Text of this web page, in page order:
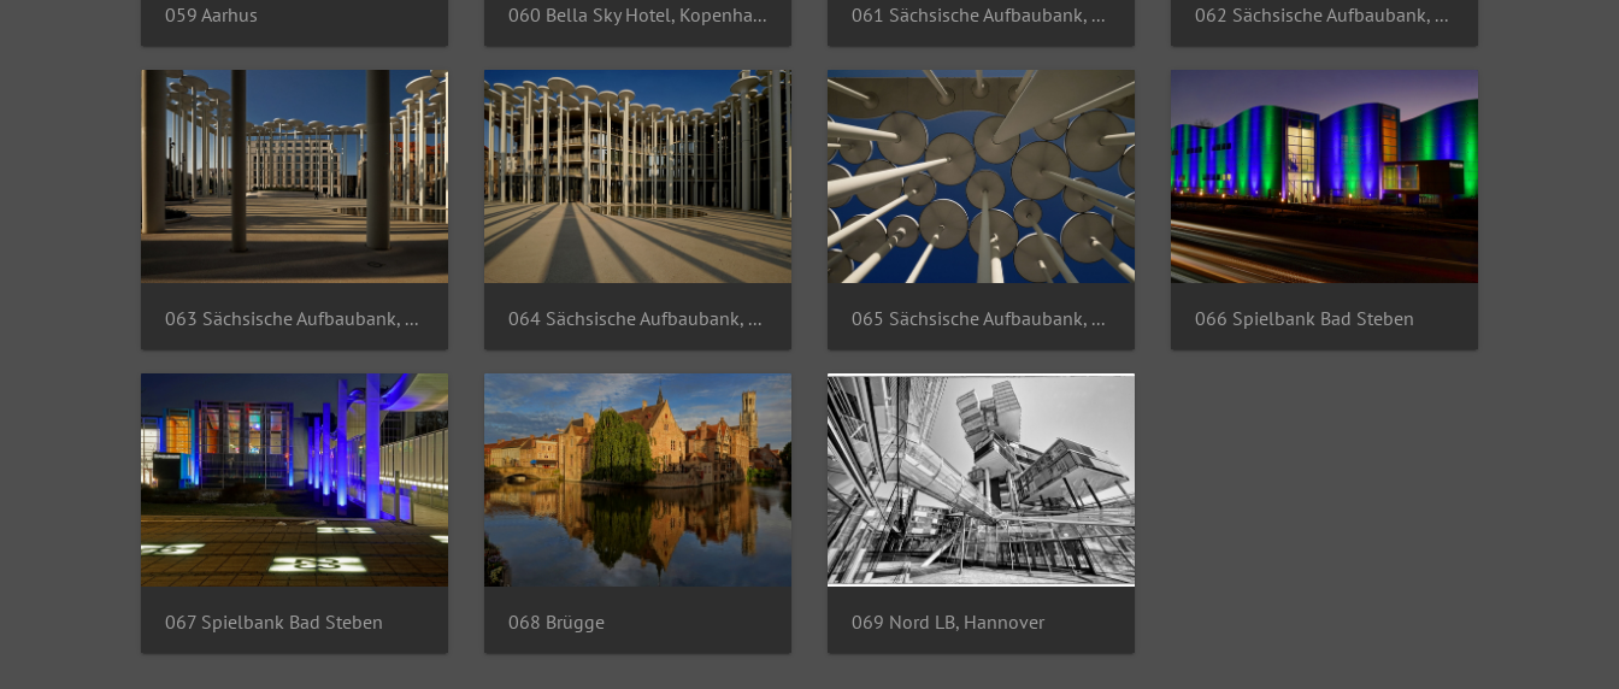
059 Aarhus 060 Bella Sky Hotel, Kopenhagen 061 Sächsische Aufbaubank, Leipzig 062 Sächsische Aufbaubank, Leipzig
063 Sächsische Aufbaubank, Leipzig 064 Sächsische Aufbaubank, Leipzig 065 Sächsische Aufbaubank, Leipzig 066 Spielbank Bad Steben
067 Spielbank Bad Steben 068 Brügge 069 Nord LB, Hannover